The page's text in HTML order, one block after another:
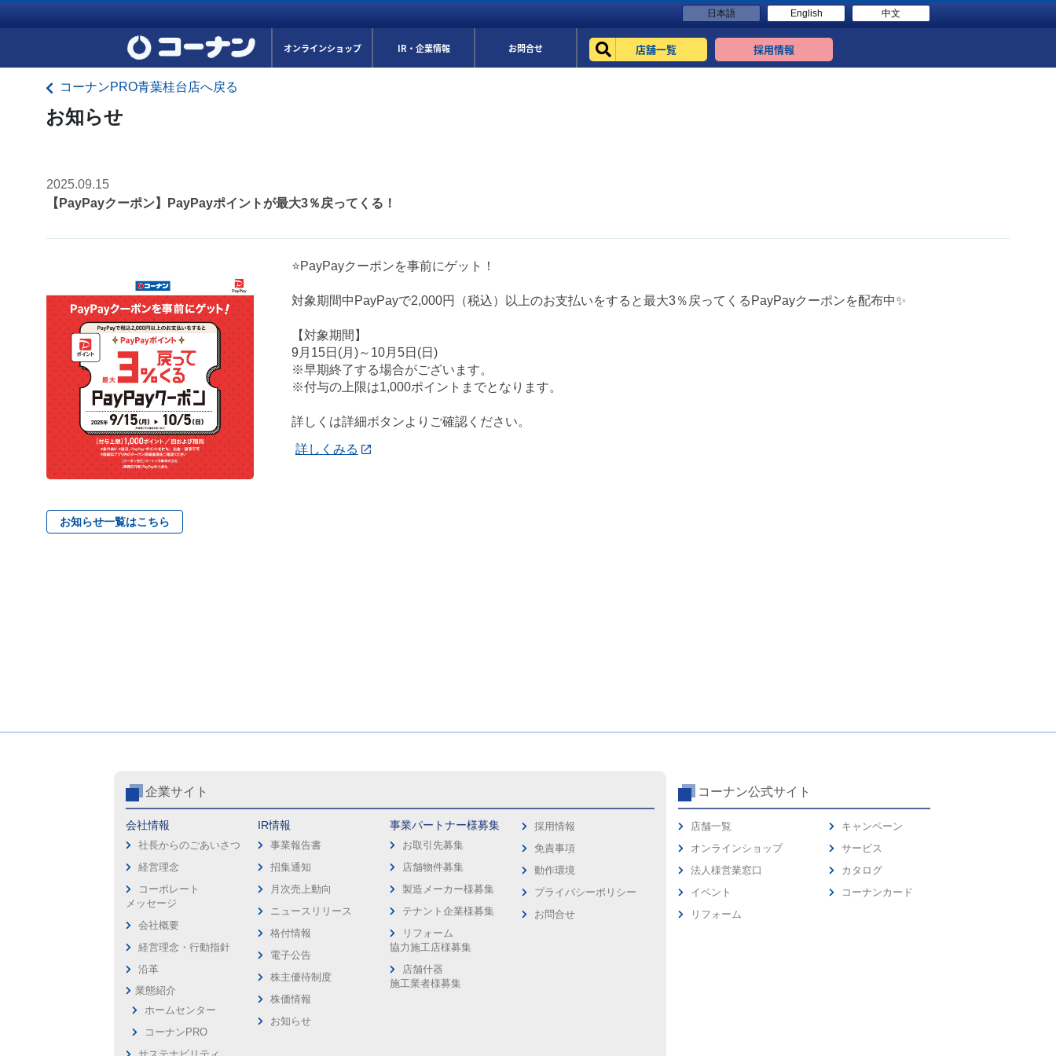
日本語 English 中文
オンラインショップ IR・企業情報 お問合せ 店舗一覧 採用情報
コーナンPRO青葉桂台店へ戻る
お知らせ
2025.09.15
【PayPayクーポン】PayPayポイントが最大3％戻ってくる！
⭐PayPayクーポンを事前にゲット！
対象期間中PayPayで2,000円（税込）以上のお支払いをすると最大3％戻ってくるPayPayクーポンを配布中✨
【対象期間】
9月15日(月)～10月5日(日)
※早期終了する場合がございます。
※付与の上限は1,000ポイントまでとなります。
詳しくは詳細ボタンよりご確認ください。
詳しくみる
お知らせ一覧はこちら
企業サイト
会社情報
社長からのごあいさつ
経営理念
コーポレート
メッセージ
会社概要
経営理念・行動指針
沿革
業態紹介
ホームセンター
コーナンPRO
IR情報
事業報告書
招集通知
月次売上動向
ニュースリリース
格付情報
電子公告
株主優待制度
株価情報
お知らせ
事業パートナー様募集
お取引先募集
店舗物件募集
製造メーカー様募集
テナント企業様募集
リフォーム
協力施工店様募集
店舗什器
施工業者様募集
採用情報
免責事項
動作環境
プライバシーポリシー
お問合せ
コーナン公式サイト
店舗一覧
オンラインショップ
法人様営業窓口
イベント
リフォーム
キャンペーン
サービス
カタログ
コーナンカード